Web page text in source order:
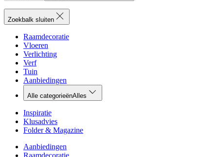
Zoekbalk sluiten
Raamdecoratie
Vloeren
Verlichting
Verf
Tuin
Aanbiedingen
Alle categorieënAlles
Inspiratie
Klusadvies
Folder & Magazine
Aanbiedingen
Raamdecoratie